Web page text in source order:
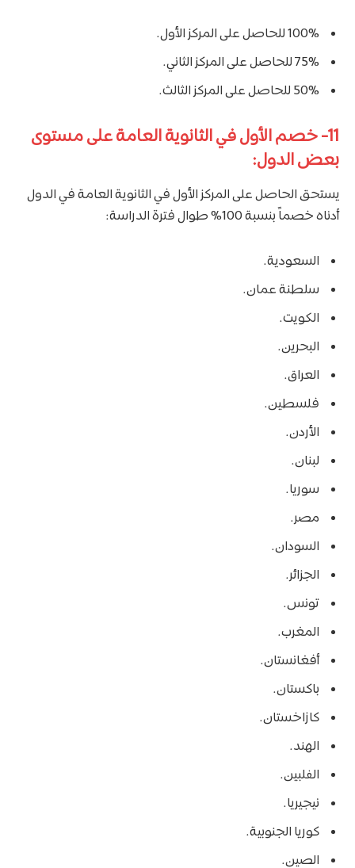
100% للحاصل على المركز الأول.
75% للحاصل على المركز الثاني.
50% للحاصل على المركز الثالث.
11- خصم الأول في الثانوية العامة على مستوى
بعض الدول:
يستحق الحاصل على المركز الأول في الثانوية العامة في الدول
أدناه خصماً بنسبة 100% طوال فترة الدراسة:
السعودية.
سلطنة عمان.
الكويت.
البحرين.
العراق.
فلسطين.
الأردن.
لبنان.
سوريا.
مصر.
السودان.
الجزائر.
تونس.
المغرب.
أفغانستان.
باكستان.
كازاخستان.
الهند.
الفلبين.
نيجيريا.
كوريا الجنوبية.
الصين.